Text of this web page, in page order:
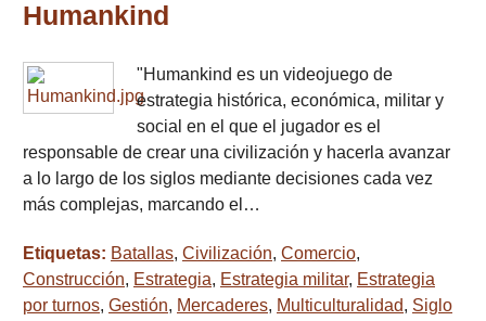
Humankind
"Humankind es un videojuego de
estrategia histórica, económica, militar y
social en el que el jugador es el
responsable de crear una civilización y hacerla avanzar
a lo largo de los siglos mediante decisiones cada vez
más complejas, marcando el…
Etiquetas: Batallas, Civilización, Comercio,
Construcción, Estrategia, Estrategia militar, Estrategia
por turnos, Gestión, Mercaderes, Multiculturalidad, Siglo